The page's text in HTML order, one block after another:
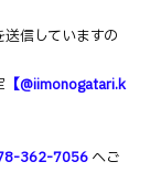
信していますの
【@iimonogatari.k
362-7056 へご